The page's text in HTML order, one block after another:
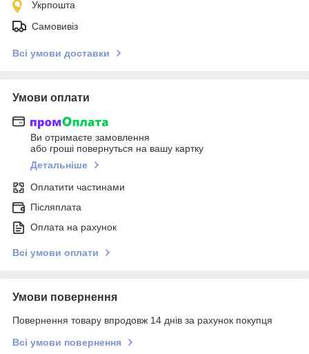
Укрпошта
Самовивіз
Всі умови доставки
Умови оплати
Ви отримаєте замовлення
або гроші повернуться на вашу картку
Детальніше
Оплатити частинами
Післяплата
Оплата на рахунок
Всі умови оплати
Умови повернення
Повернення товару впродовж 14 днів за рахунок покупця
Всі умови повернення